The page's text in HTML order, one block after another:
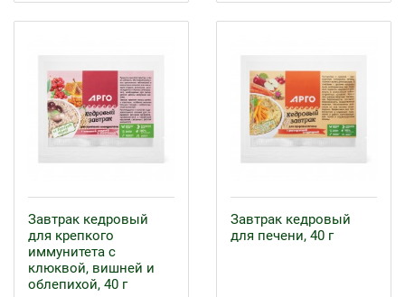
Завтрак кедровый
для крепкого
иммунитета с
клюквой, вишней и
облепихой, 40 г
Завтрак кедровый
для печени, 40 г